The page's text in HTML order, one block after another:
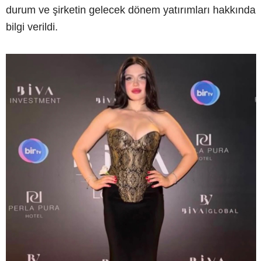
durum ve şirketin gelecek dönem yatırımları hakkında
bilgi verildi.